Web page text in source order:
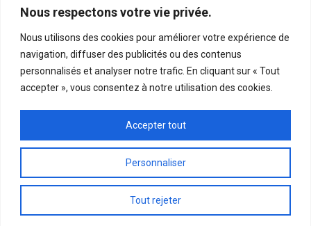
Nous respectons votre vie privée.
Nous utilisons des cookies pour améliorer votre expérience de
navigation, diffuser des publicités ou des contenus
personnalisés et analyser notre trafic. En cliquant sur « Tout
accepter », vous consentez à notre utilisation des cookies.
Personnaliser
Tout rejeter
Accepter tout
métropole lilloise et
France.
10, rue Henri
Bossut
59100
© 2026 Amiot Arnoux Architectes | Tous droits réservés |Mentions légales
|Liens